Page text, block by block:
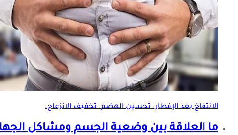
الانتفاخ بعد الإفطار.تحسين الهضم. تخفيف الانزعاج.
ما العلاقة بين وضعية الجسم ومشاكل